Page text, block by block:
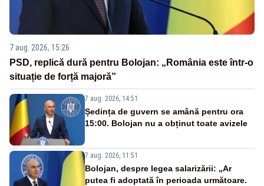
7 aug. 2026, 15:26
PSD, replică dură pentru Bolojan: „România este într-o
situație de forță majoră”
7 aug. 2026, 14:51
Ședința de guvern se amână pentru ora
15:00. Bolojan nu a obținut toate avizele
7 aug. 2026, 11:51
Bolojan, despre legea salarizării: „Ar
putea fi adoptată în perioada următoare.